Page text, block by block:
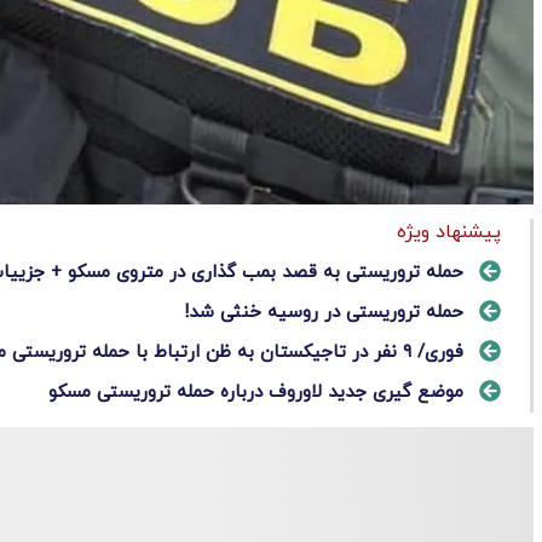
پیشنهاد ویژه
حمله تروریستی به قصد بمب‌ گذاری در متروی مسکو +
حمله تروریستی در روسیه خنثی شد!
فوری/ ۹ نفر در تاجیکستان به ظن ارتباط با حمله تروریستی مسکو دستگیر شدند
موضع گیری جدید لاوروف درباره حمله تروریستی مسکو